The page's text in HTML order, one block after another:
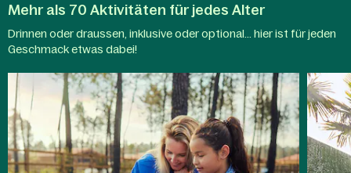
Mehr als 70 Aktivitäten für jedes Alter
Drinnen oder draussen, inklusive oder optional... hier ist für jeden
Geschmack etwas dabei!